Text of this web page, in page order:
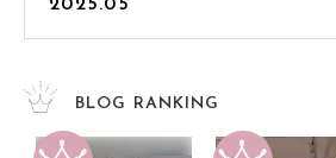
BLOG RANKING